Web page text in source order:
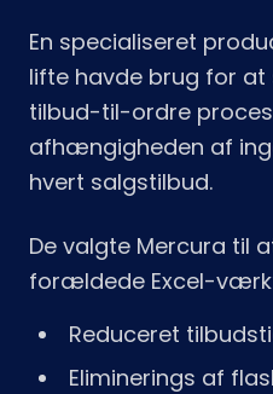
En specialiseret
lifte havde brug for at
tilbud-til-ordre
afhængigheden af
hvert salgstilbud.
De valgte Mercura til
forældede Excel-
Reduceret
Eliminerings af